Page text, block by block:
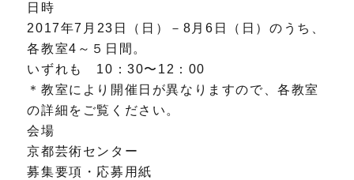
日時
2017年7月23日（日）－8月6日（日）のうち、
各教室4～５日間。
いずれも 10：30〜12：00
＊教室により開催日が異なりますので、各教室
の詳細をご覧ください。
会場
京都芸術センター
募集要項・応募用紙